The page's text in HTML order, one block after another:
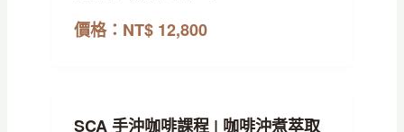
價格：NT$ 12,800
SCA 手沖咖啡課程 | 咖啡沖煮萃取